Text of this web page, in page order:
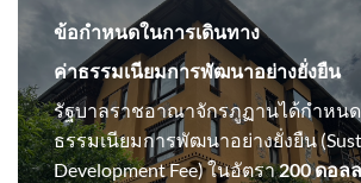
ข้อกำหนดในการเดินทาง
ค่าธรรมเนียมการพัฒนาอย่างยั่งยืน
รัฐบาลราชอาณาจักรภูฏานได้กำหนด
ธรรมเนียมการพัฒนาอย่างยั่งยืน
Development Fee) ในอัตรา200 ดอล